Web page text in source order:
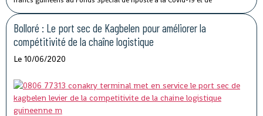
stabilisation économique de la Guinée.
Bolloré : Le port sec de Kagbelen pour améliorer la
compétitivité de la chaîne logistique
Le 10/06/2020